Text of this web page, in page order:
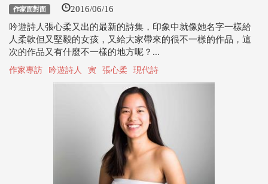
作家面對面 2016/06/16
吟遊詩人張心柔又出的最新的詩集，印象中就像她名字一樣給
人柔軟但又堅毅的女孩，又給大家帶來的很不一樣的作品，這
次的作品又有什麼不一樣的地方呢？...
作家專訪 吟遊詩人 寅 張心柔 現代詩